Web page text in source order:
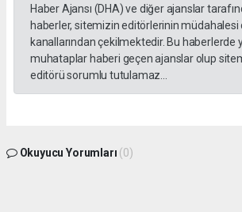
Haber Ajansı (DHA) ve diğer ajanslar
haberler, sitemizin editörlerinin müdahalesi
kanallarından çekilmektedir. Bu haberlerde
muhataplar haberi geçen ajanslar olup
editörü sorumlu tutulamaz...
Okuyucu Yorumları (0)